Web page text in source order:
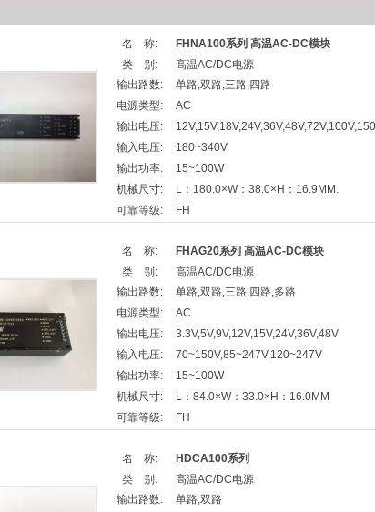
名 称:
FHNA100系列 高温AC-DC模块
类 别:
高温AC/DC电源
输出路数:
单路,双路,三路,四路
电源类型:
AC
输出电压:
输入电压:
180~340V
输出功率:
15~100W
机械尺寸:
L：180.0×W：38.0×H：16.9MM.
可靠等级:
FH
名 称:
FHAG20系列 高温AC-DC模块
类 别:
高温AC/DC电源
输出路数:
单路,双路,三路,四路,多路
电源类型:
AC
输出电压:
3.3V,5V,9V,12V,15V,24V,36V,48V
输入电压:
70~150V,85~247V,120~247V
输出功率:
15~100W
机械尺寸:
L：84.0×W：33.0×H：16.0MM
可靠等级:
FH
名 称:
HDCA100系列
类 别:
高温AC/DC电源
输出路数:
单路,双路